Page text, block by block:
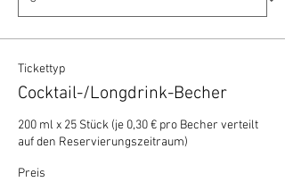
Tickettyp
Cocktail-/Longdrink-Becher
200 ml x 25 Stück (je 0,30 € pro Becher verteilt
auf den Reservierungszeitraum)
Preis